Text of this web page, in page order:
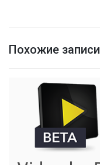
Похожие записи